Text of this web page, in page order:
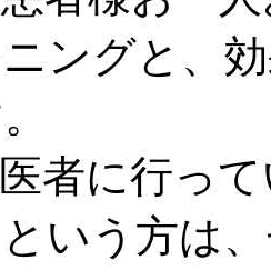
ングと、
医者に行っ
いう方は